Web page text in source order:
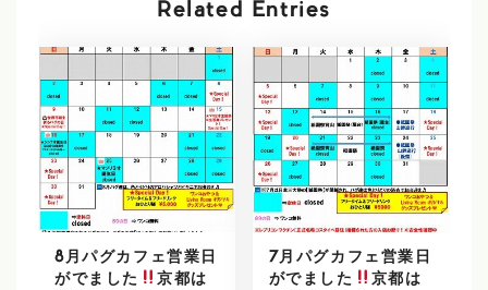
Related Entries
8月パグカフェ営業日
がでました
京都は
7月パグカフェ営業日
がでました
京都は